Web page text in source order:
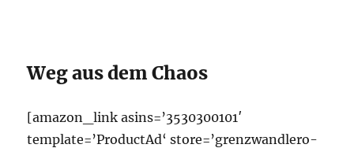
Weg aus dem Chaos
[amazon_link asins=’3530300101′
template=’ProductAd‘ store=’grenzwandlero-